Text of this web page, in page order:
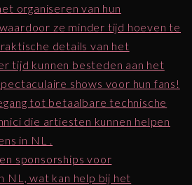
organiseren van hun
ze minder tijd hoeven te
details van het
tijd kunnen besteden aan het
shows voor hun fans!
tot betaalbare technische
die artiesten kunnen helpen
in NL .
sponsorships voor
NL, wat kan help bij het